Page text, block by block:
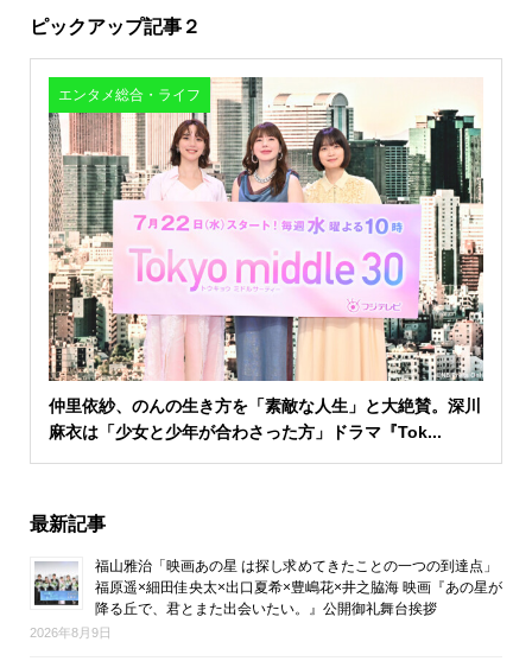
ピックアップ記事２
エンタメ総合・ライフ
仲里依紗、のんの生き方を「素敵な人生」と大絶賛。深川
麻衣は「少女と少年が合わさった方」ドラマ『Tok...
最新記事
福山雅治「映画あの星 は探し求めてきたことの一つの到達点」
福原遥×細田佳央太×出口夏希×豊嶋花×井之脇海 映画『あの星が
降る丘で、君とまた出会いたい。』公開御礼舞台挨拶
2026年8月9日